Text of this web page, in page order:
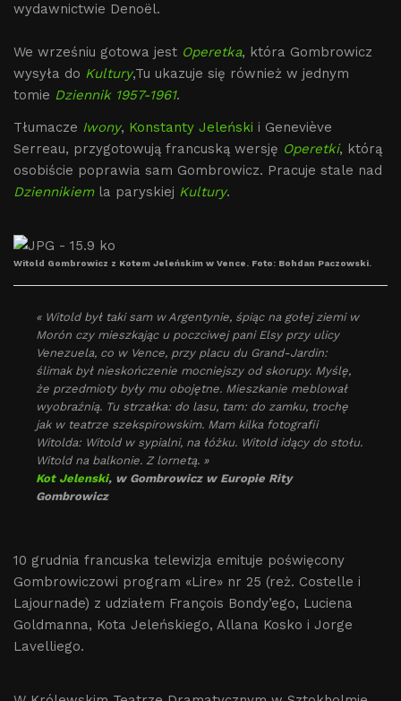
wydawnictwie Denoël.
We wrześniu gotowa jest Operetka, która Gombrowicz
wysyła do Kultury,Tu ukazuje się również w jednym
tomie Dziennik 1957-1961.
Tłumacze Iwony, Konstanty Jeleński i Geneviève
Serreau, przygotowują francuską wersję Operetki, którą
osobiście poprawia sam Gombrowicz. Pracuje stale nad
Dziennikiemla paryskiej Kultury.
Witold Gombrowicz z Kotem Jeleńskim w Vence. Foto: Bohdan Paczowski.
« Witold był taki sam w Argentynie, śpiąc na gołej ziemi w
Morón czy mieszkając u poczciwej pani Elsy przy ulicy
Venezuela, co w Vence, przy placu du Grand-Jardin:
ślimak był nieskończenie mocniejszy od skorupy. Myślę,
że przedmioty były mu obojętne. Mieszkanie meblował
wyobraźnią. Tu strzałka: do lasu, tam: do zamku, trochę
jak w teatrze szekspirowskim. Mam kilka fotografii
Witolda: Witold w sypialni, na łóżku. Witold idący do stołu.
Witold na balkonie. Z lornetą. »
Kot Jelenski, w Gombrowicz w Europie Rity
Gombrowicz
10 grudnia francuska telewizja emituje poświęcony
Gombrowiczowi program «Lire» nr 25 (reż. Costelle i
Lajournade) z udziałem François Bondy’ego, Luciena
Goldmanna, Kota Jeleńskiego, Allana Kosko i Jorge
Lavelliego.